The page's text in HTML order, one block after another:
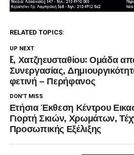
RELATED TOPICS:
UP NEXT
E, Χατζηευσταθίου: Ομάδα
Συνεργασίας,
φετινή – Περήφανος
DON'T MISS
Ετήσια Έκθεση Κέντρου
Γιορτή Σκιών, Χρωμάτων,
Προσωπικής Εξέλιξης